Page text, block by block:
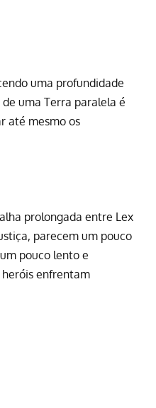
uma profundidade
uma Terra paralela é
até mesmo os
prolongada entre Lex
parecem um pouco
pouco lento e
enfrentam